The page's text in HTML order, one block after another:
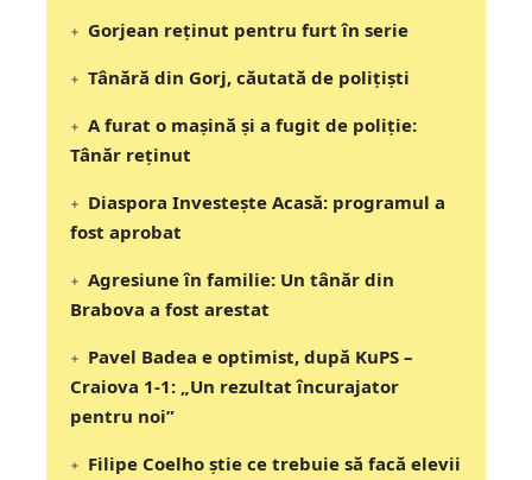
Gorjean reținut pentru furt în serie
Tânără din Gorj, căutată de polițiști
A furat o mașină și a fugit de poliție:
Tânăr reținut
Diaspora Investește Acasă: programul a
fost aprobat
Agresiune în familie: Un tânăr din
Brabova a fost arestat
Pavel Badea e optimist, după KuPS –
Craiova 1-1: „Un rezultat încurajator
pentru noi”
Filipe Coelho știe ce trebuie să facă elevii